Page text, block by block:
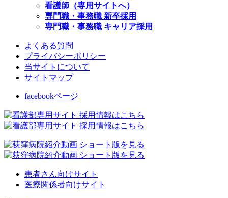
看護師（専用サイトへ）
専門職・事務職 新卒採用
専門職・事務職 キャリア採用
よくある質問
プライバシーポリシー
当サイトについて
サイトマップ
facebookページ
患者さん向けサイト
医療関係者向けサイト